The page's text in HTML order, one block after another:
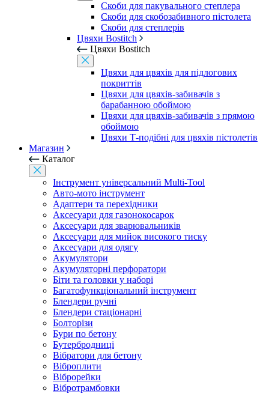
Скоби для пакувального степлера
Скоби для скобозабивного пістолета
Скоби для степлерів
Цвяхи Bostitch
Цвяхи Bostitch
Цвяхи для цвяхів для підлогових
покриттів
Цвяхи для цвяхів-забивачів з
барабанною обоймою
Цвяхи для цвяхів-забивачів з прямою
обоймою
Цвяхи Т-подібні для цвяхів пістолетів
Магазин
Каталог
Інструмент універсальний Multi-Tool
Авто-мото інструмент
Адаптери та перехідники
Аксесуари для газонокосарок
Аксесуари для зварювальників
Аксесуари для мийок високого тиску
Аксесуари для одягу
Акумулятори
Акумуляторні перфоратори
Біти та головки у наборі
Багатофункціональний інструмент
Блендери ручні
Блендери стаціонарні
Болторізи
Бури по бетону
Бутербродниці
Вібратори для бетону
Віброплити
Віброрейки
Вібротрамбовки